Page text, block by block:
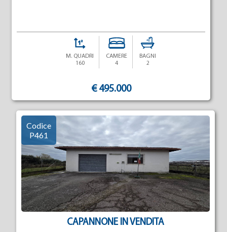
M. QUADRI
160
CAMERE
4
BAGNI
2
€ 495.000
CAPANNONE IN VENDITA
Codice
P461